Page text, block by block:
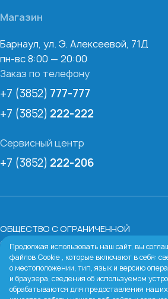
Магазин
Барнаул, ул. Э. Алексеевой, 71Д
пн-вс 8:00 — 20:00
Заказ по телефону
+7 (3852) 777-777
+7 (3852) 222-222
Сервисный центр
+7 (3852) 222-206
ОБЩЕСТВО С ОГРАНИЧЕННОЙ
ОТВЕТСТВЕННОСТЬЮ
КОМПАНИЯ»
ИНН:2224067213
Юридический адрес:656038,
Продолжая использовать наш сайт, вы
файлов Cookie , которые включают в себя:
о местоположении, тип, язык и версию
и браузера, сведения об используемом
обрабатываются для предоставления